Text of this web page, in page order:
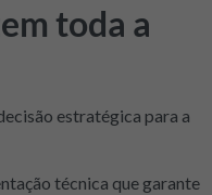
toda a
estratégica para a
técnica que garante